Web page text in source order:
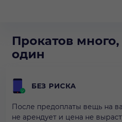
Прокатов
один
БЕЗ РИСКА
После предоплаты вещь на
не арендует и цена не